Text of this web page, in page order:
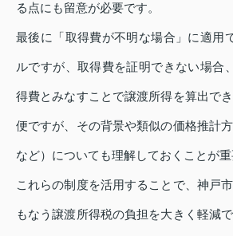
る点にも留意が必要です。
最後に「取得費が不明な場合」に適用
ルですが、取得費を証明できない場合
得費とみなすことで譲渡所得を算出で
便ですが、その背景や類似の価格推計
など）についても理解しておくことが重
これらの制度を活用することで、神戸
もなう譲渡所得税の負担を大きく軽減